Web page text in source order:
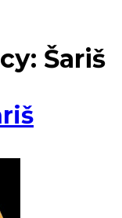
Šariš